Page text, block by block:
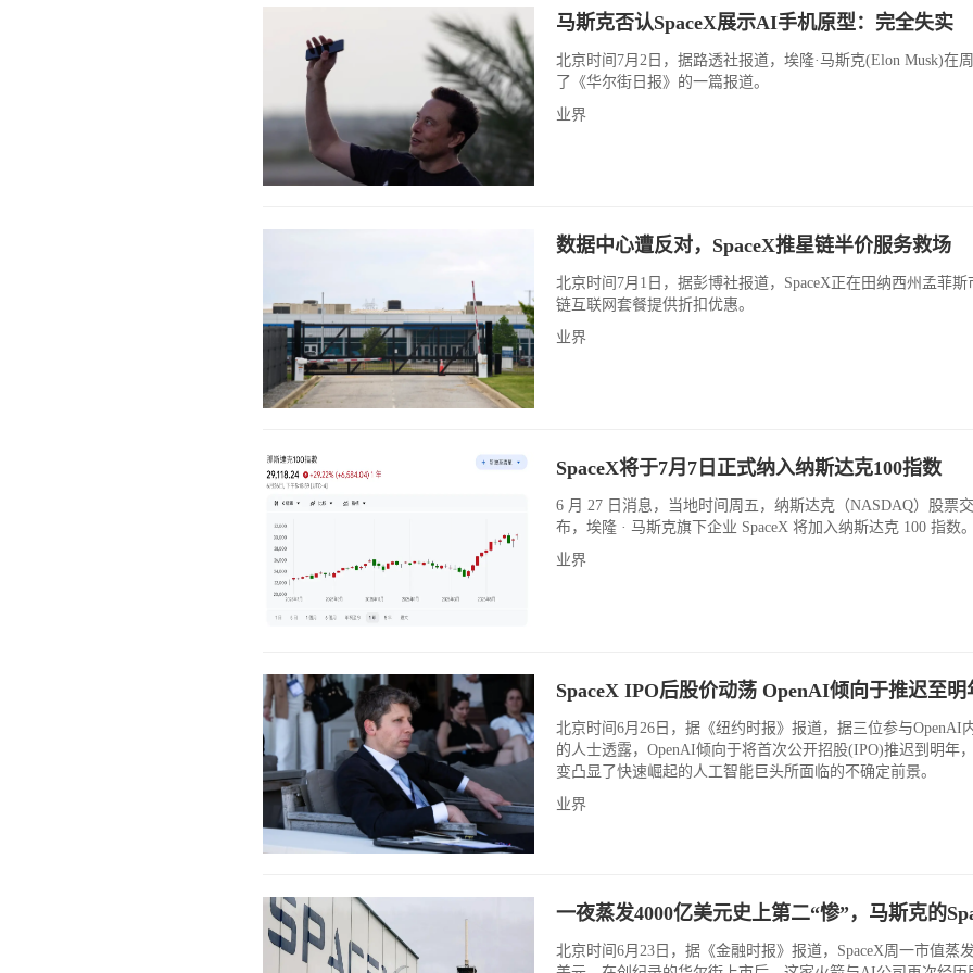
马斯克否认SpaceX展示AI手机原型：完全失实
北京时间7月2日，据路透社报道，埃隆·马斯克(Elon Musk)在
了《华尔街日报》的一篇报道。
业界
数据中心遭反对，SpaceX推星链半价服务救场
北京时间7月1日，据彭博社报道，SpaceX正在田纳西州孟菲斯
链互联网套餐提供折扣优惠。
业界
SpaceX将于7月7日正式纳入纳斯达克100指数
6 月 27 日消息，当地时间周五，纳斯达克（NASDAQ）股票
布，埃隆 · 马斯克旗下企业 SpaceX 将加入纳斯达克 100 指数。
业界
SpaceX IPO后股价动荡 OpenAI倾向于推迟至明
北京时间6月26日，据《纽约时报》报道，据三位参与OpenAI
的人士透露，OpenAI倾向于将首次公开招股(IPO)推迟到明年
变凸显了快速崛起的人工智能巨头所面临的不确定前景。
业界
一夜蒸发4000亿美元史上第二“惨”，马斯克的
北京时间6月23日，据《金融时报》报道，SpaceX周一市值蒸